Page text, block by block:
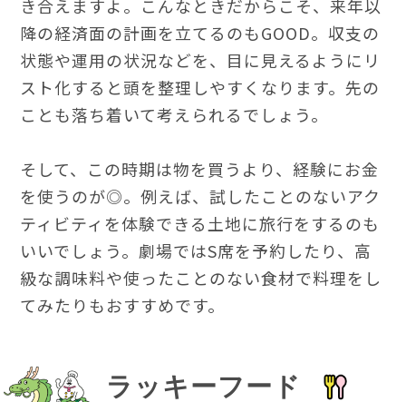
き合えますよ。こんなときだからこそ、来年以
降の経済面の計画を立てるのもGOOD。収支の
状態や運用の状況などを、目に見えるようにリ
スト化すると頭を整理しやすくなります。先の
ことも落ち着いて考えられるでしょう。
そして、この時期は物を買うより、経験にお金
を使うのが◎。例えば、試したことのないアク
ティビティを体験できる土地に旅行をするのも
いいでしょう。劇場ではS席を予約したり、高
級な調味料や使ったことのない食材で料理をし
てみたりもおすすめです。
ラッキーフード